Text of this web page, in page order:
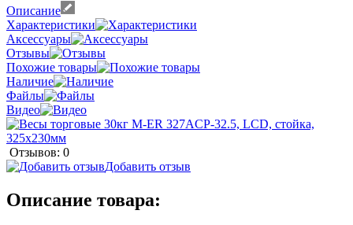
Описание
Характеристики
Аксессуары
Отзывы
Похожие товары
Наличие
Файлы
Видео
Отзывов: 0
Добавить отзыв
Описание товара: